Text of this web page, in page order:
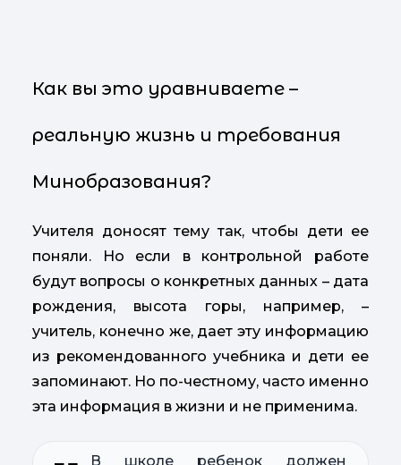
Как вы это уравниваете –
реальную жизнь и требования
Минобразования?
Учителя доносят тему так, чтобы дети ее
поняли. Но если в контрольной работе
будут вопросы о конкретных данных – дата
рождения, высота горы, например, –
учитель, конечно же, дает эту информацию
из рекомендованного учебника и дети ее
запоминают. Но по-честному, часто именно
эта информация в жизни и не применима.
В школе ребенок должен